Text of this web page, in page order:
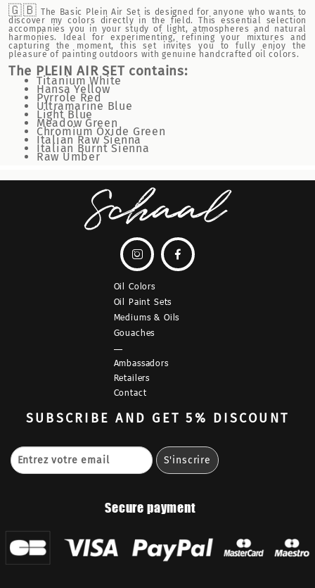
🇬🇧 The Basic Plein Air Set is designed for anyone who wants to
discover my colors directly in the field. This essential selection
accompanies you in your study of light, atmospheres and natural
harmonies. Ideal for experimenting, refining your mixtures and
capturing the moment, this set invites you to fully enjoy the
pleasure of painting outdoors with genuine handcrafted oil colors.
The PLEIN AIR SET contains:
Titanium White
Hansa Yellow
Pyrrole Red
Ultramarine Blue
Light Blue
Meadow Green
Chromium Oxide Green
Italian Raw Sienna
Italian Burnt Sienna
Raw Umber
 
Oil Colors
Oil Paint Sets
Mediums & Oils
Gouaches
—
Ambassadors
Retailers
Contact
SUBSCRIBE AND GET 5% DISCOUNT
Secure payment